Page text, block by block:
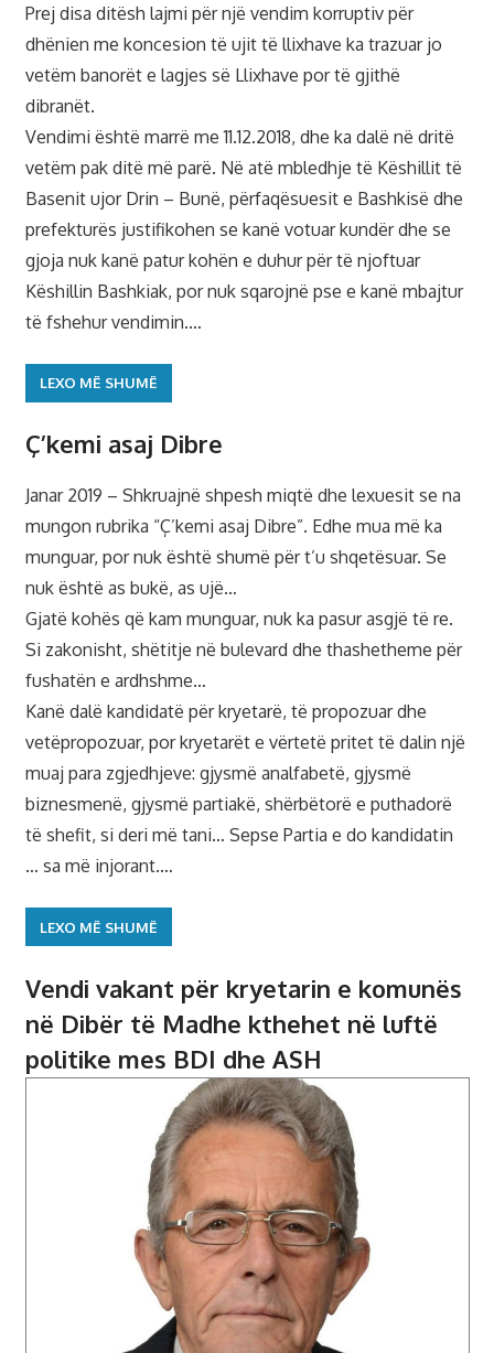
Prej disa ditësh lajmi për një vendim korruptiv për
dhënien me koncesion të ujit të llixhave ka trazuar jo
vetëm banorët e lagjes së Llixhave por të gjithë
dibranët.
Vendimi është marrë me 11.12.2018, dhe ka dalë në dritë
vetëm pak ditë më parë. Në atë mbledhje të Këshillit të
Basenit ujor Drin – Bunë, përfaqësuesit e Bashkisë dhe
prefekturës justifikohen se kanë votuar kundër dhe se
gjoja nuk kanë patur kohën e duhur për të njoftuar
Këshillin Bashkiak, por nuk sqarojnë pse e kanë mbajtur
të fshehur vendimin.…
LEXO MË SHUMË
Ç’kemi asaj Dibre
Janar 2019 – Shkruajnë shpesh miqtë dhe lexuesit se na
mungon rubrika “Ç’kemi asaj Dibre”. Edhe mua më ka
munguar, por nuk është shumë për t’u shqetësuar. Se
nuk është as bukë, as ujë…
Gjatë kohës që kam munguar, nuk ka pasur asgjë të re.
Si zakonisht, shëtitje në bulevard dhe thashetheme për
fushatën e ardhshme…
Kanë dalë kandidatë për kryetarë, të propozuar dhe
vetëpropozuar, por kryetarët e vërtetë pritet të dalin një
muaj para zgjedhjeve: gjysmë analfabetë, gjysmë
biznesmenë, gjysmë partiakë, shërbëtorë e puthadorë
të shefit, si deri më tani… Sepse Partia e do kandidatin
… sa më injorant.…
LEXO MË SHUMË
Vendi vakant për kryetarin e komunës
në Dibër të Madhe kthehet në luftë
politike mes BDI dhe ASH